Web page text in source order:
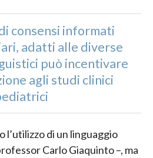
consensi informati
adatti alle diverse
può incentivare
agli studi clinici
l’utilizzo di un linguaggio
Carlo Giaquinto –, ma